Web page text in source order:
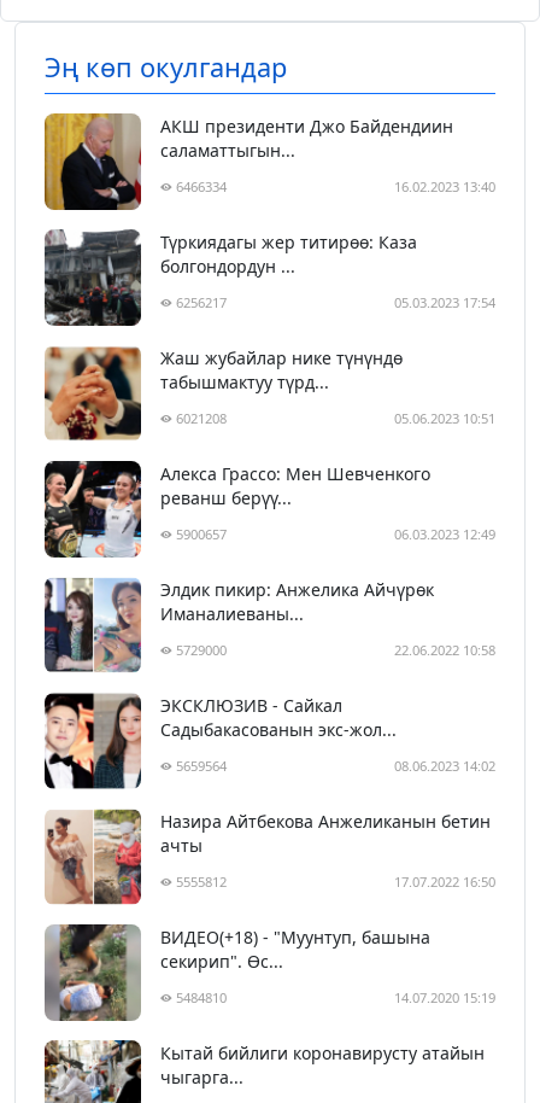
Эң көп окулгандар
АКШ президенти Джо Байдендиин
саламаттыгын...
6466334 16.02.2023 13:40
Түркиядагы жер титирөө: Каза
болгондордун ...
6256217 05.03.2023 17:54
Жаш жубайлар нике түнүндө
табышмактуу түрд...
6021208 05.06.2023 10:51
Алекса Грассо: Мен Шевченкого
реванш берүү...
5900657 06.03.2023 12:49
Элдик пикир: Анжелика Айчүрөк
Иманалиеваны...
5729000 22.06.2022 10:58
ЭКСКЛЮЗИВ - Сайкал
Садыбакасованын экс-жол...
5659564 08.06.2023 14:02
Назира Айтбекова Анжеликанын бетин
ачты
5555812 17.07.2022 16:50
ВИДЕО(+18) - "Муунтуп, башына
секирип". Өс...
5484810 14.07.2020 15:19
Кытай бийлиги коронавирусту атайын
чыгарга...